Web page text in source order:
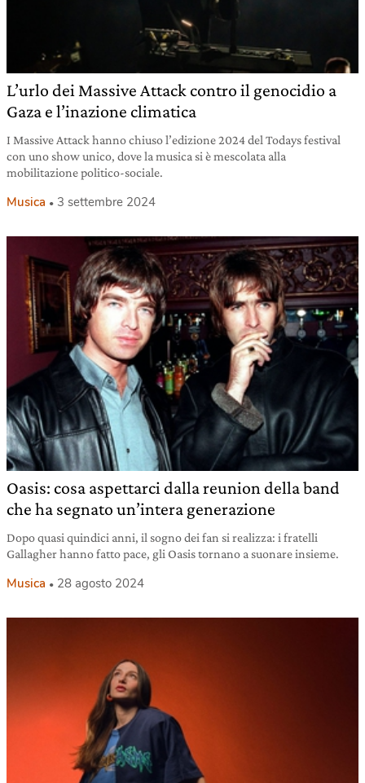
L’urlo dei Massive Attack contro il genocidio a
Gaza e l’inazione climatica
I Massive Attack hanno chiuso l’edizione 2024 del Todays festival
con uno show unico, dove la musica si è mescolata alla
mobilitazione politico-sociale.
Musica 3 settembre 2024
Oasis: cosa aspettarci dalla reunion della band
che ha segnato un’intera generazione
Dopo quasi quindici anni, il sogno dei fan si realizza: i fratelli
Gallagher hanno fatto pace, gli Oasis tornano a suonare insieme.
Musica 28 agosto 2024